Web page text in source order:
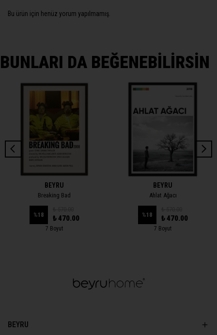
Bu ürün için henüz yorum yapılmamış.
BUNLARI DA BEĞENEBİLİRSİN
BEYRU
Breaking Bad
%18 ₺ 470.00
7 Boyut
BEYRU
Ahlat Ağacı
%18 ₺ 470.00
7 Boyut
BEYRU